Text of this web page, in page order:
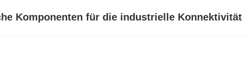
Komponenten für die industrielle Konnektivität